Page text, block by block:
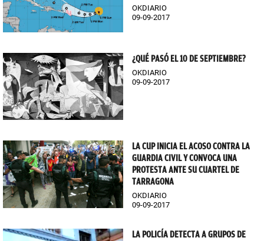
OKDIARIO
09-09-2017
¿QUÉ PASÓ EL 10 DE SEPTIEMBRE?
OKDIARIO
09-09-2017
LA CUP INICIA EL ACOSO CONTRA LA
GUARDIA CIVIL Y CONVOCA UNA
PROTESTA ANTE SU CUARTEL DE
TARRAGONA
OKDIARIO
09-09-2017
LA POLICÍA DETECTA A GRUPOS DE